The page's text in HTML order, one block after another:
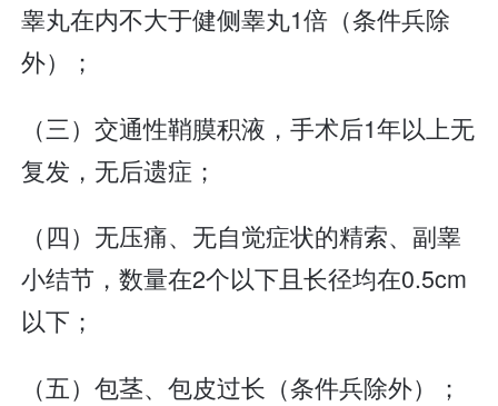
睾丸在内不大于健侧睾丸1倍（条件兵除
外）；
（三）交通性鞘膜积液，手术后1年以上无
复发，无后遗症；
（四）无压痛、无自觉症状的精索、副睾
小结节，数量在2个以下且长径均在0.5cm
以下；
（五）包茎、包皮过长（条件兵除外）；